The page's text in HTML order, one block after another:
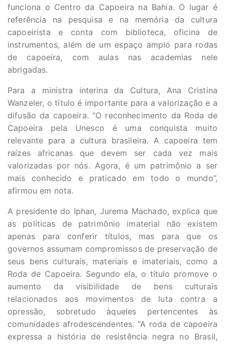
funciona o Centro da Capoeira na Bahia. O lugar é
referência na pesquisa e na memória da cultura
capoeirista e conta com biblioteca, oficina de
instrumentos, além de um espaço amplo para rodas
de capoeira, com aulas nas academias nele
abrigadas.
Para a ministra interina da Cultura, Ana Cristina
Wanzeler, o título é importante para a valorização e a
difusão da capoeira. “O reconhecimento da Roda de
Capoeira pela Unesco é uma conquista muito
relevante para a cultura brasileira. A capoeira tem
raízes africanas que devem ser cada vez mais
valorizadas por nós. Agora, é um patrimônio a ser
mais conhecido e praticado em todo o mundo”,
afirmou em nota.
A presidente do Iphan, Jurema Machado, explica que
as políticas de patrimônio imaterial não existem
apenas para conferir títulos, mas para que os
governos assumam compromissos de preservação de
seus bens culturais, materiais e imateriais, como a
Roda de Capoeira. Segundo ela, o título promove o
aumento da visibilidade de bens culturais
relacionados aos movimentos de luta contra a
opressão, sobretudo àqueles pertencentes às
comunidades afrodescendentes. “A roda de capoeira
expressa a história de resistência negra no Brasil,